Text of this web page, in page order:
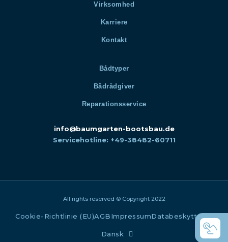
Bådtyper
Bådrådgiver
Reparationsservice
Virksomhed
Karriere
Kontakt
info@baumgarten-bootsbau.de
Servicehotline: +49-38482-60711
All rights reserved © Copyright 2022
Cookie-Richtlinie (EU)AGBImpressumDatabeskyttelse
Dansk